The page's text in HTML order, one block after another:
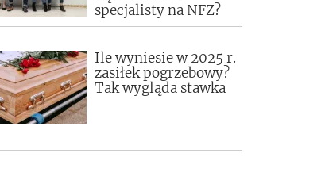
specjalisty na NFZ?
Ile wyniesie w 2025 r.
zasiłek pogrzebowy?
Tak wygląda stawka